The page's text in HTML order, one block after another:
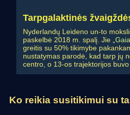
Tarpgalaktinės
Nyderlandų Leideno un-to
paskelbė 2018 m. spalį. Jie
greitis su 50% tikimybe
nustatymas parodė, kad tarp jų
centro, o 13-os trajektorijos
Ko reikia susitikimui su